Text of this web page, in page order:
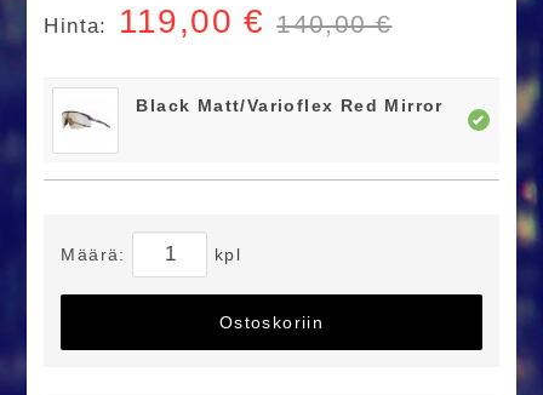
Hinta: 119,00€ 140,00 €
Black Matt/Varioflex Red Mirror
Määrä: kpl
Ostoskoriin